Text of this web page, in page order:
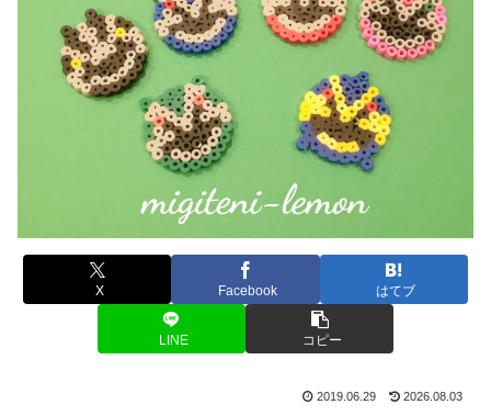
X Facebook はてブ
LINE コピー
2019.06.29 2026.08.03